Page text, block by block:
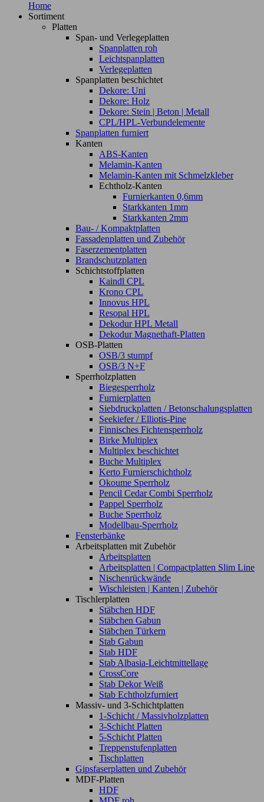
Home
Sortiment
Platten
Span- und Verlegeplatten
Spanplatten roh
Leichtspanplatten
Verlegeplatten
Spanplatten beschichtet
Dekore: Uni
Dekore: Holz
Dekore: Stein | Beton | Metall
CPL/HPL-Verbundelemente
Spanplatten furniert
Kanten
ABS-Kanten
Melamin-Kanten
Melamin-Kanten mit Schmelzkleber
Echtholz-Kanten
Furnierkanten 0,6mm
Starkkanten 1mm
Starkkanten 2mm
Bau- / Kompaktplatten
Fassadenplatten und Zubehör
Faserzementplatten
Brandschutzplatten
Schichtstoffplatten
Kaindl CPL
Krono CPL
Innovus HPL
Resopal HPL
Dekodur HPL Metall
Dekodur Magnethaft-Platten
OSB-Platten
OSB/3 stumpf
OSB/3 N+F
Sperrholzplatten
Biegesperrholz
Furnierplatten
Siebdruckplatten / Betonschalungsplatten
Seekiefer / Elliotis-Pine
Finnisches Fichtensperrholz
Birke Multiplex
Multiplex beschichtet
Buche Multiplex
Kerto Furnierschichtholz
Okoume Sperrholz
Pencil Cedar Combi Sperrholz
Pappel Sperrholz
Buche Sperrholz
Modellbau-Sperrholz
Fensterbänke
Arbeitsplatten mit Zubehör
Arbeitsplatten
Arbeitsplatten | Compactplatten Slim Line
Nischenrückwände
Wischleisten | Kanten | Zubehör
Tischlerplatten
Stäbchen HDF
Stäbchen Gabun
Stäbchen Türkern
Stab Gabun
Stab HDF
Stab Albasia-Leichtmittellage
CrossCore
Stab Dekor Weiß
Stab Echtholzfurniert
Massiv- und 3-Schichtplatten
1-Schicht / Massivholzplatten
3-Schicht Platten
5-Schicht Platten
Treppenstufenplatten
Tischplatten
Gipsfaserplatten und Zubehör
MDF-Platten
HDF